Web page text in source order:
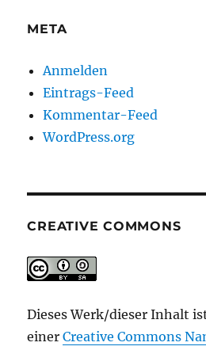
META
Anmelden
Eintrags-Feed
Kommentar-Feed
WordPress.org
CREATIVE COMMONS
Dieses Werk/dieser Inhalt
einerCreative Commons